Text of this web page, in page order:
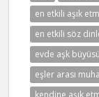
en etkili aşık
en etkili söz
evde aşk
eşler arası
kendine aşık